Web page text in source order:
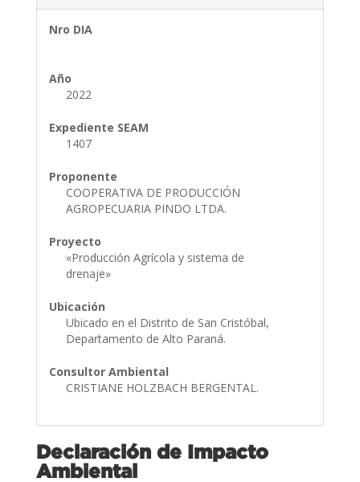
Nro DIA
Año
2022
Expediente SEAM
1407
Proponente
COOPERATIVA DE PRODUCCIÓN
AGROPECUARIA PINDO LTDA.
Proyecto
«Producción Agrícola y sistema de
drenaje»
Ubicación
Ubicado en el Distrito de San Cristóbal,
Departamento de Alto Paraná.
Consultor Ambiental
CRISTIANE HOLZBACH BERGENTAL.
Declaración de Impacto
Ambiental